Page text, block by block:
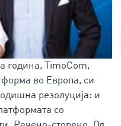
година, TimoCom,
во Европа, си
резолуција: и
со